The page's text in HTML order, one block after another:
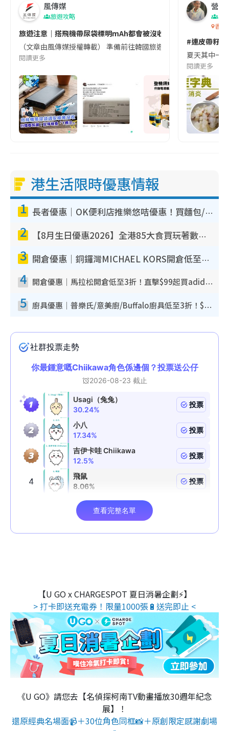
風傳媒
旅遊攻略
旅遊注意｜搭飛機帶尿袋標明mAh都會被沒收😱出發前切記檢查
（文章由風傳媒授權轉載） 準備前往韓國旅遊的民眾，近期要
閱讀更多
營養
香港
#連皮帶籽
夏天其中一
閱讀更多
港生活限時優惠情報
1 長者優惠｜OK便利店推樂悠咭優惠！買麵包/牛奶/保健品拍卡即減
2 【8月生日優惠2026】全港85大食買玩著數攻略 自助餐/火鍋放題同行免費＋誠品/DONKI送現金券
3 開倉優惠｜銅鑼灣MICHAEL KORS開倉低至17折！直擊$500起買手袋/銀包/鞋款 必買經典Jet Set系列
4 開倉優惠｜馬拉松開倉低至3折！直擊$99起買adidas／New Balance／Puma鞋款 STANLEY保溫杯劈價至$119起
5 廚具優惠｜普樂氏/意美廚/Buffalo廚具低至3折！$89起買煎鍋／炒鑊／個人鍋 同場小家電激減至$99起
【U GO x CHARGESPOT 夏日消暑企劃⚡】
> 打卡即送充電券！限量1000張🔋送完即止 <
《U GO》請您去【名偵探柯南TV動畫播放30週年紀念
展】！
還原經典名場面📹＋30位角色同框📸＋原創限定感謝劇場